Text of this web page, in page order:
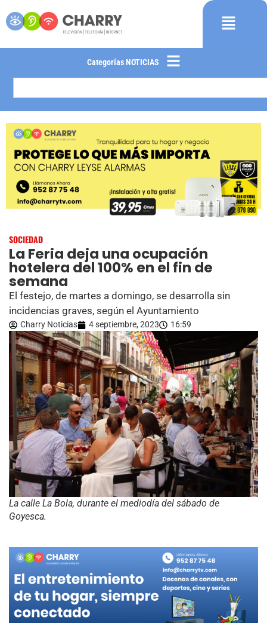
Categorías NOTICIAS
SOCIEDAD
La Feria deja una ocupación
hotelera del 100% en el fin de
semana
El festejo, de martes a domingo, se desarrolla sin
incidencias graves, según el Ayuntamiento
Charry Noticias 4 septiembre, 2023 16:59
La calle La Bola, durante el mediodía del sábado de
Goyesca.